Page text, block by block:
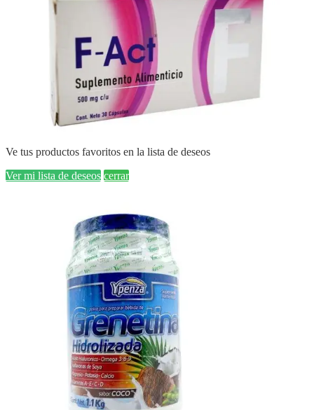
Ve tus productos favoritos en la lista de deseos
Ver mi lista de deseos cerrar